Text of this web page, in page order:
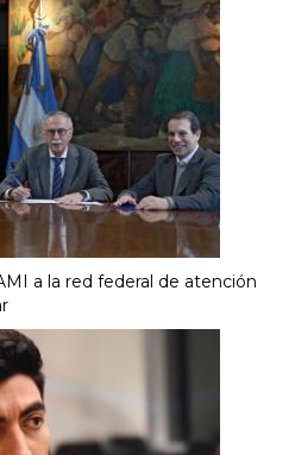
a la red federal de atención